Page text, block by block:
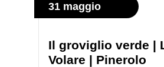
31 maggio
Il groviglio verde |
Volare | Pinerolo